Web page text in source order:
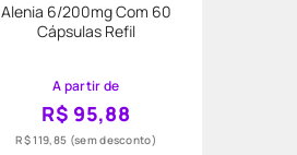
Alenia 6/200mg Com 60
Cápsulas Refil
A partir de
R$ 95,88
R$ 119,85 (sem desconto)